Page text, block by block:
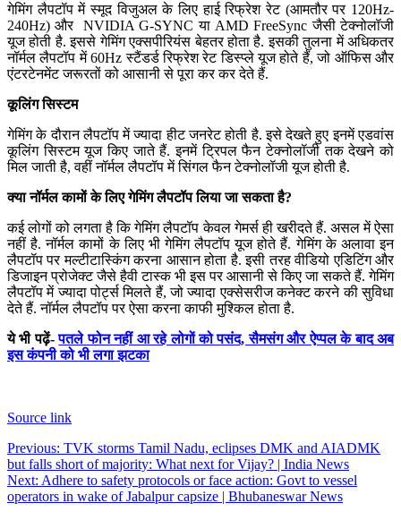
गेमिंग लैपटॉप में स्मूद विजुअल के लिए हाई रिफ्रेश रेट (आमतौर पर 120Hz-
240Hz) और NVIDIA G-SYNC या AMD FreeSync जैसी टेक्नोलॉजी
यूज होती है. इससे गेमिंग एक्सपीरियंस बेहतर होता है. इसकी तुलना में अधिकतर
नॉर्मल लैपटॉप में 60Hz स्टैंडर्ड रिफ्रेश रेट डिस्प्ले यूज होते हैं, जो ऑफिस और
एंटरटेनमेंट जरूरतों को आसानी से पूरा कर कर देते हैं.
कूलिंग सिस्टम
गेमिंग के दौरान लैपटॉप में ज्यादा हीट जनरेट होती है. इसे देखते हुए इनमें एडवांस
कूलिंग सिस्टम यूज किए जाते हैं. इनमें ट्रिपल फैन टेक्नोलॉजी तक देखने को
मिल जाती है, वहीं नॉर्मल लैपटॉप में सिंगल फैन टेक्नोलॉजी यूज होती है.
क्या नॉर्मल कामों के लिए गेमिंग लैपटॉप लिया जा सकता है?
कई लोगों को लगता है कि गेमिंग लैपटॉप केवल गेमर्स ही खरीदते हैं. असल में ऐसा
नहीं है. नॉर्मल कामों के लिए भी गेमिंग लैपटॉप यूज होते हैं. गेमिंग के अलावा इन
लैपटॉप पर मल्टीटास्किंग करना आसान होता है. इसी तरह वीडियो एडिटिंग और
डिजाइन प्रोजेक्ट जैसे हैवी टास्क भी इस पर आसानी से किए जा सकते हैं. गेमिंग
लैपटॉप में ज्यादा पोर्ट्स मिलते हैं, जो ज्यादा एक्सेसरीज कनेक्ट करने की सुविधा
देते हैं. नॉर्मल लैपटॉप पर ऐसा करना काफी मुश्किल होता है.
ये भी पढ़ें-पतले फोन नहीं आ रहे लोगों को पसंद, सैमसंग और ऐप्पल के बाद अब
इस कंपनी को भी लगा झटका
Source link
Post
navigation
Previous: TVK storms Tamil Nadu, eclipses DMK and AIADMK
but falls short of majority: What next for Vijay? | India News
Next: Adhere to safety protocols or face action: Govt to vessel
operators in wake of Jabalpur capsize | Bhubaneswar News